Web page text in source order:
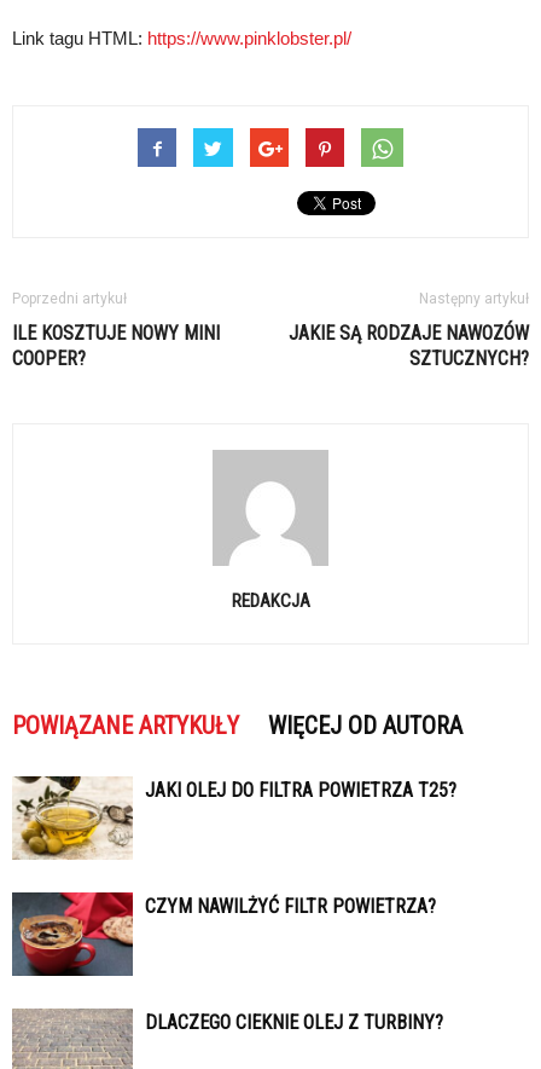
Link tagu HTML: https://www.pinklobster.pl/
Poprzedni artykuł
ILE KOSZTUJE NOWY MINI
COOPER?
Następny artykuł
JAKIE SĄ RODZAJE NAWOZÓW
SZTUCZNYCH?
REDAKCJA
POWIĄZANE ARTYKUŁY WIĘCEJ OD AUTORA
JAKI OLEJ DO FILTRA POWIETRZA T25?
CZYM NAWILŻYĆ FILTR POWIETRZA?
DLACZEGO CIEKNIE OLEJ Z TURBINY?